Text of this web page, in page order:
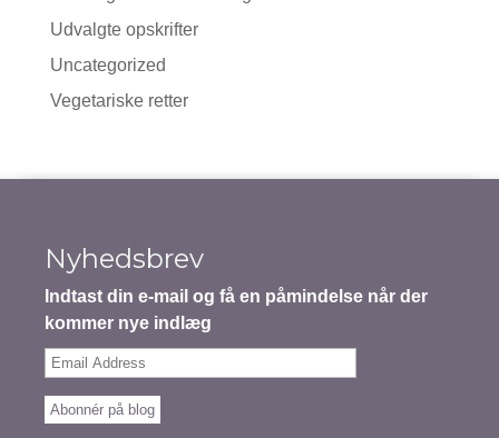
Udvalgte opskrifter
Uncategorized
Vegetariske retter
Nyhedsbrev
Indtast din e-mail og få en påmindelse når der
kommer nye indlæg
Email
Abonnér på blog